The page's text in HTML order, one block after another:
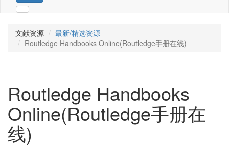
文献资源
最新/精选资源
Routledge Handbooks Online(Routledge手册在线)
Routledge Handbooks
Online(Routledge手册在
线)